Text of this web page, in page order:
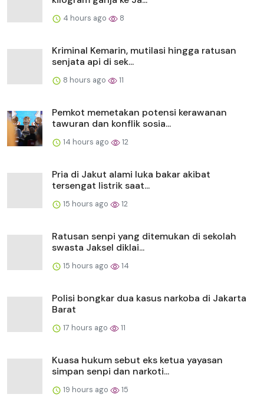
4 hours ago 8
Kriminal Kemarin, mutilasi hingga ratusan
senjata api di sek...
8 hours ago 11
Pemkot memetakan potensi kerawanan
tawuran dan konflik sosia...
14 hours ago 12
Pria di Jakut alami luka bakar akibat
tersengat listrik saat...
15 hours ago 12
Ratusan senpi yang ditemukan di sekolah
swasta Jaksel diklai...
15 hours ago 14
Polisi bongkar dua kasus narkoba di Jakarta
Barat
17 hours ago 11
Kuasa hukum sebut eks ketua yayasan
simpan senpi dan narkoti...
19 hours ago 15